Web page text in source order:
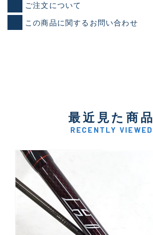
ご注文について
この商品に関するお問い合わせ
最近見た商品
RECENTLY VIEWED